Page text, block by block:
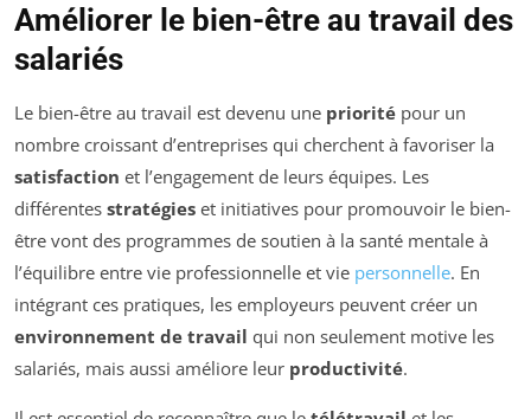
Améliorer le bien-être au travail des
salariés
Le bien-être au travail est devenu une priorité pour un
nombre croissant d’entreprises qui cherchent à favoriser la
satisfaction et l’engagement de leurs équipes. Les
différentes stratégies et initiatives pour promouvoir le bien-
être vont des programmes de soutien à la santé mentale à
l’équilibre entre vie professionnelle et vie personnelle. En
intégrant ces pratiques, les employeurs peuvent créer un
environnement de travail qui non seulement motive les
salariés, mais aussi améliore leur productivité.